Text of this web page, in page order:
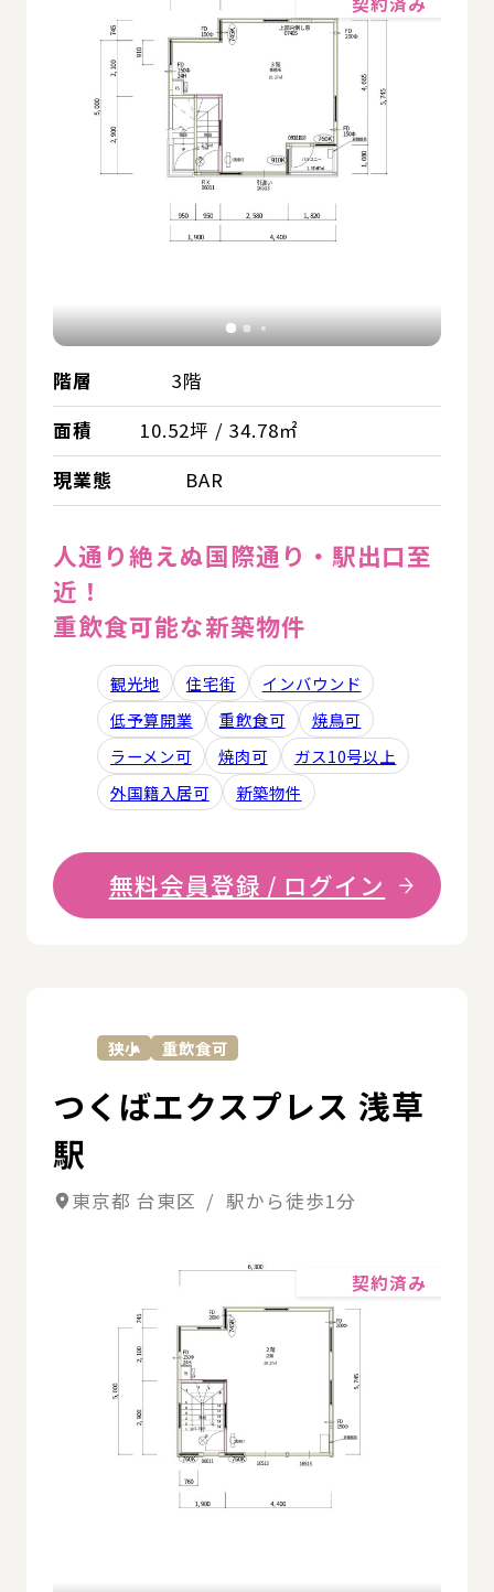
階層
3階
面積
10.52坪 / 34.78㎡
現業態
BAR
人通り絶えぬ国際通り・駅出口至
近！
重飲食可能な新築物件
観光地 住宅街
インバウンド
低予算開業
重飲食可
焼鳥可
ラーメン可
焼肉可
ガス10号以上
外国籍入居可
新築物件
無料会員登録 / ログイン
狭小 重飲食可
つくばエクスプレス 浅草
駅
東京都 台東区 / 駅から徒歩1分
契約済み